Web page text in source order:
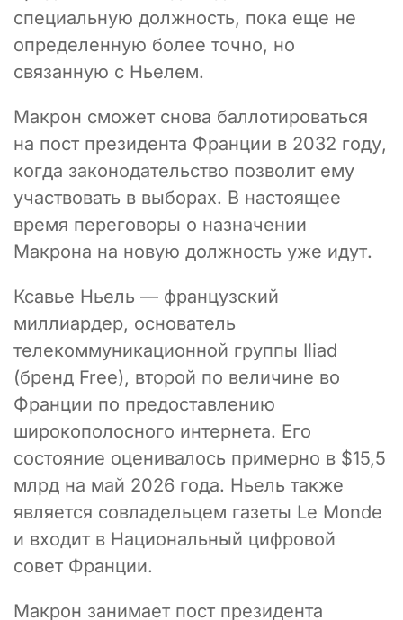
специальную должность, пока еще не
определенную более точно, но
связанную с Ньелем.
Макрон сможет снова баллотироваться
на пост президента Франции в 2032 году,
когда законодательство позволит ему
участвовать в выборах. В настоящее
время переговоры о назначении
Макрона на новую должность уже идут.
Ксавье Ньель — французский
миллиардер, основатель
телекоммуникационной группы Iliad
(бренд Free), второй по величине во
Франции по предоставлению
широкополосного интернета. Его
состояние оценивалось примерно в $15,5
млрд на май 2026 года. Ньель также
является совладельцем газеты Le Monde
и входит в Национальный цифровой
совет Франции.
Макрон занимает пост президента